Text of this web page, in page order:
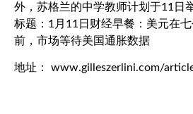
外，苏格兰的中学教师计划于11日
标题：1月11日财经早餐：美元在
前，市场等待美国通胀数据
地址： www.gilleszerlini.com/